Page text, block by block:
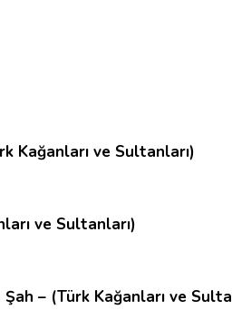
Kağanları ve Sultanları)
ve Sultanları)
– (Türk Kağanları ve